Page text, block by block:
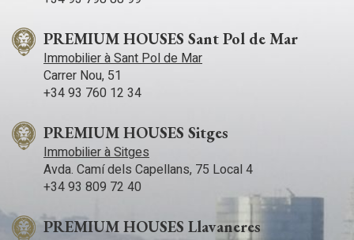
PREMIUM HOUSES Sant Pol de Mar
Immobilier à Sant Pol de Mar
Carrer Nou, 51
+34 93 760 12 34
PREMIUM HOUSES Sitges
Immobilier à Sitges
Avda. Camí­ dels Capellans, 75 Local 4
+34 93 809 72 40
PREMIUM HOUSES Llavaneres